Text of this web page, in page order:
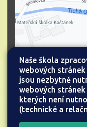
Všechna práva
Naše škola
webových
jsou nezbytně
webových
kterých není
(technické a